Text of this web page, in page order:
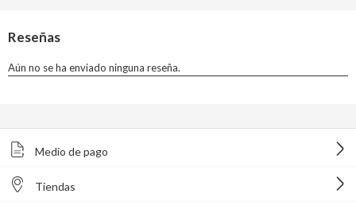
Medio de pago
Tiendas